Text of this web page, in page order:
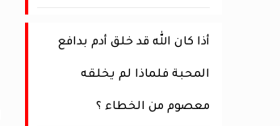
أذا كان الله قد خلق أدم بدافع
المحبة فلماذا لم يخلقه
معصوم من الخطاء ؟